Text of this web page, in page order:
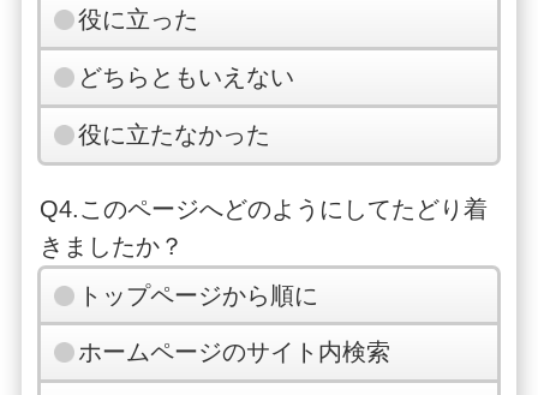
役に立った
どちらともいえない
役に立たなかった
Q4.このページへどのようにしてたどり着
きましたか？
トップページから順に
ホームページのサイト内検索